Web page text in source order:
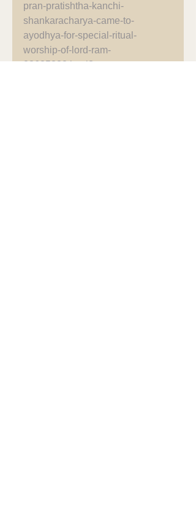
pran-pratishtha-kanchi-
shankaracharya-came-to-
ayodhya-for-special-ritual-
worship-of-lord-ram-
23635332.html?